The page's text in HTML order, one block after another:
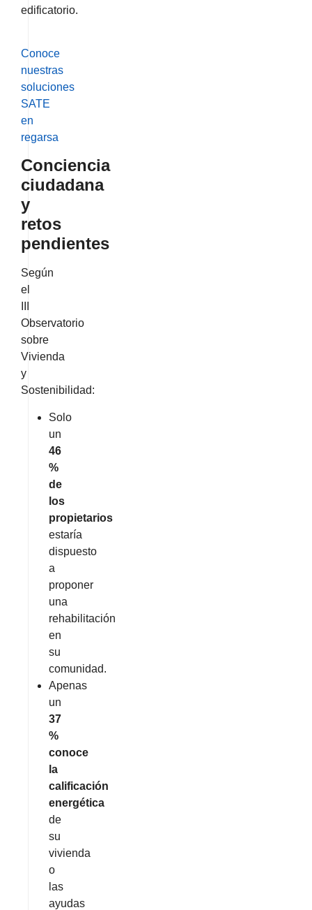
edificatorio.
Conoce
nuestras
soluciones
SATE
en
regarsa
Conciencia
ciudadana
y
retos
pendientes
Según
el
Observatorio
sobre
Vivienda
y
Sostenibilidad:
Solo
un
46
%
de
los
propietarios
estaría
dispuesto
a
proponer
una
rehabilitación
en
su
comunidad.
Apenas
un
37
%
conoce
la
calificación
energética
de
su
vivienda
o
las
ayudas